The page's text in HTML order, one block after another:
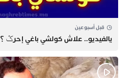
قبل أسبوعين
يالفيديو.. علاش كولشي باغي إحرݣ ؟